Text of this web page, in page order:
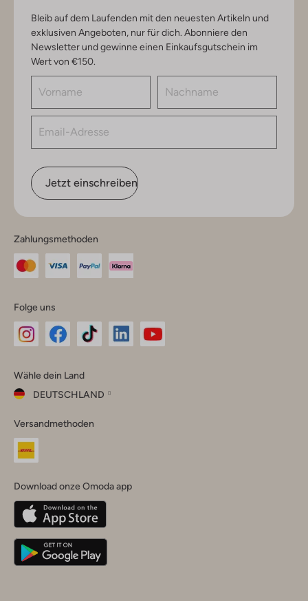
Bleib auf dem Laufenden mit den neuesten Artikeln und
exklusiven Angeboten, nur für dich. Abonniere den
Newsletter und gewinne einen Einkaufsgutschein im
Wert von €150.
Jetzt einschreiben
Zahlungsmethoden
Folge uns
Instagram
Facebook
TikTok
Wähle dein Land
DEUTSCHLAND
dein
Land
Belgique(Français)
Deutschland
Versandmethoden
Download onze Omoda app